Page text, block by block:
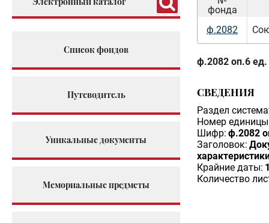
Список фондов
Путеводитель
Уникальные документы
Мемориальные предметы
фонда
ф.2082
ф.2082 оп.6 ед.
СВЕДЕНИЯ
Раздел
Номер единицы
Шифр: ф.2082
Заголовок:
Крайние даты:
Количество